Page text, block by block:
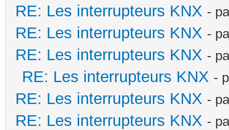
RE: Les interrupteurs KNX -
RE: Les interrupteurs KNX -
RE: Les interrupteurs KNX -
RE: Les interrupteurs KNX -
RE: Les interrupteurs KNX -
RE: Les interrupteurs KNX -